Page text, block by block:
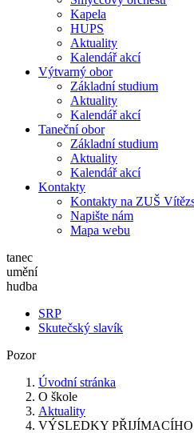
Kapela
HUPS
Aktuality
Kalendář akcí
Výtvarný obor
Základní studium
Aktuality
Kalendář akcí
Taneční obor
Základní studium
Aktuality
Kalendář akcí
Kontakty
Kontakty na ZUŠ
Napište nám
Mapa webu
tanec
umění
hudba
SRP
Skutečský slavík
Pozor
Úvodní stránka
O škole
Aktuality
VÝSLEDKY